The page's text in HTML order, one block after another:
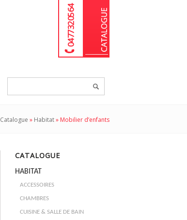
04 77 32 05 64
Catalogue » Habitat» Mobilier d’enfants
CATALOGUE
HABITAT
ACCESSOIRES
CHAMBRES
CUISINE & SALLE DE BAIN